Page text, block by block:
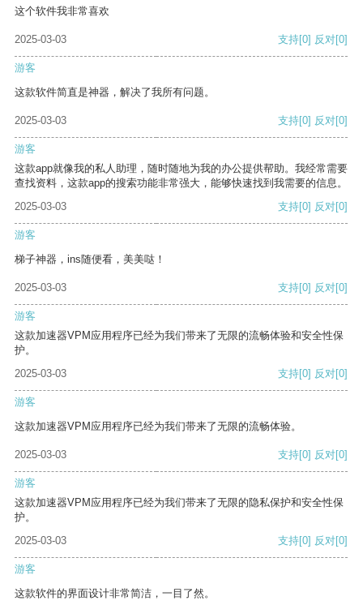
这个软件我非常喜欢
2025-03-03 支持[0] 反对[0]
游客
这款软件简直是神器，解决了我所有问题。
2025-03-03 支持[0] 反对[0]
游客
这款app就像我的私人助理，随时随地为我的办公提供帮助。我经常需要
查找资料，这款app的搜索功能非常强大，能够快速找到我需要的信息。
2025-03-03
支持[0] 反对[0]
游客
梯子神器，ins随便看，美美哒！
2025-03-03 支持[0] 反对[0]
游客
这款加速器VPM应用程序已经为我们带来了无限的流畅体验和安全性保
护。
2025-03-03
支持[0] 反对[0]
游客
这款加速器VPM应用程序已经为我们带来了无限的流畅体验。
2025-03-03 支持[0] 反对[0]
游客
这款加速器VPM应用程序已经为我们带来了无限的隐私保护和安全性保
护。
2025-03-03
支持[0] 反对[0]
游客
这款软件的界面设计非常简洁，一目了然。